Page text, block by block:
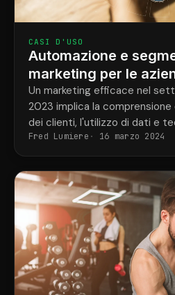
CASI D'USO
Automazione e
marketing per le
benessere.
Un marketing efficace nel
2023 implica la
dei clienti, l'utilizzo di dati e
personalizzazione delle
l'automazione e la
sincronizza Mindbody e
Fred Lumiere 16 marzo 2024